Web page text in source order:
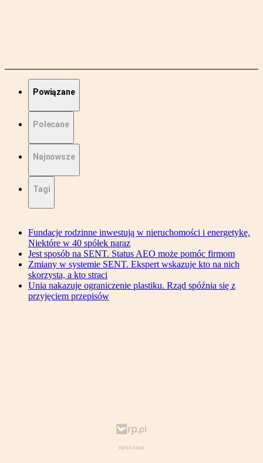
Powiązane
Polecane
Najnowsze
Tagi
Fundacje rodzinne inwestują w nieruchomości i energetykę.
Niektóre w 40 spółek naraz
Jest sposób na SENT. Status AEO może pomóc firmom
Zmiany w systemie SENT. Ekspert wskazuje kto na nich
skorzysta, a kto straci
Unia nakazuje ograniczenie plastiku. Rząd spóźnia się z
przyjęciem przepisów